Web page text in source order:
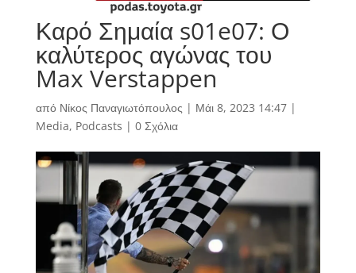
Καρό Σημαία s01e07: Ο
καλύτερος αγώνας του
Max Verstappen
από Νίκος Παναγιωτόπουλος | Μάι 8, 2023 14:47|
Media, Podcasts | 0 Σχόλια